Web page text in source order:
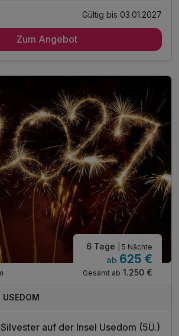
Handtücher
Gültig bis 03.01.2027
Zum Angebot
6 Tage | 5 Nächte
ab 625 €
Gesamt ab 1.250 €
auf der Insel Usedom (5Ü.)